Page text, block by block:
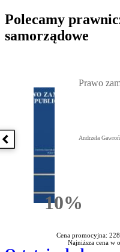
Polecamy
samorządowe
Poprzednia książka
10%Rabatu
Prawo
Andrzela
Cena promocyjna:
Najniższa cena w